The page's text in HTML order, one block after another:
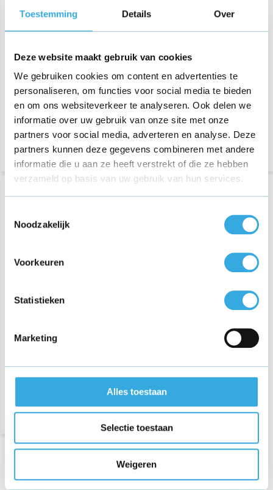
Toestemming Details Over
Deze website maakt gebruik van cookies
We gebruiken cookies om content en advertenties te
personaliseren, om functies voor social media te bieden
en om ons websiteverkeer te analyseren. Ook delen we
informatie over uw gebruik van onze site met onze
partners voor social media, adverteren en analyse. Deze
partners kunnen deze gegevens combineren met andere
informatie die u aan ze heeft verstrekt of die ze hebben
verzameld op basis van uw gebruik van hun services.
Noodzakelijk
Voorkeuren
Statistieken
Marketing
Alles toestaan
Selectie toestaan
Weigeren
Wit
€ 12,95
64 reviews
Aansluiting:
Vermogen:
Bezorging op maandag of
dinsdag
Zwart
€ 12,95
71 reviews
Aansluiting:
USB-A
Bezorging op maandag of
dinsdag
Universele Autosnellader
€ 29,95
Bezorging op maandag of
Samsung Galaxy Note oplader van
Kabelmaatje.nl